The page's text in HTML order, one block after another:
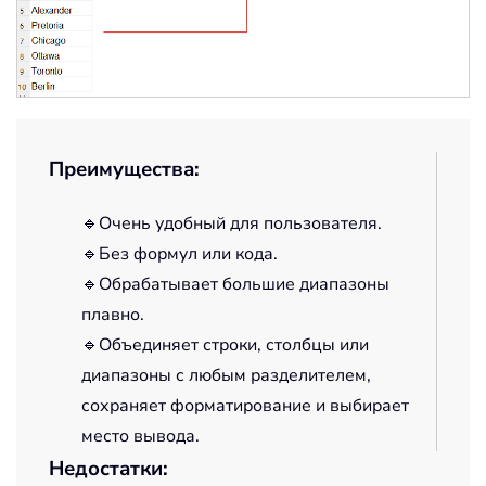
Преимущества:
🔹Очень удобный для пользователя.
🔹Без формул или кода.
🔹Обрабатывает большие диапазоны
плавно.
🔹Объединяет строки, столбцы или
диапазоны с любым разделителем,
сохраняет форматирование и выбирает
место вывода.
Недостатки: